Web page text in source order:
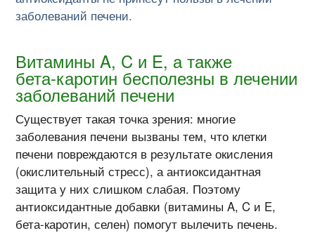
заболеваний печени.
Витамины A, C и E, а также
бета-каротин бесполезны в лечении
заболеваний печени
Существует такая точка зрения: многие
заболевания печени вызваны тем, что клетки
печени повреждаются в результате окисления
(окислительный стресс), а антиоксидантная
защита у них слишком слабая. Поэтому
антиоксидантные добавки (витамины A, C и E,
бета-каротин, селен) помогут вылечить печень.